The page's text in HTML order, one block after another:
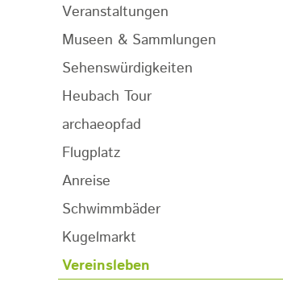
Veranstaltungen
Museen & Sammlungen
Sehenswürdigkeiten
Heubach Tour
archaeopfad
Flugplatz
Anreise
Schwimmbäder
Kugelmarkt
Vereinsleben